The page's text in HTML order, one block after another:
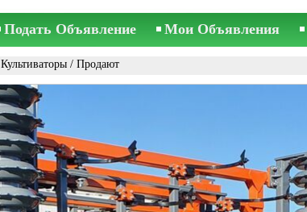
Подать Объявление Мои Объявления
Культиваторы / Продают